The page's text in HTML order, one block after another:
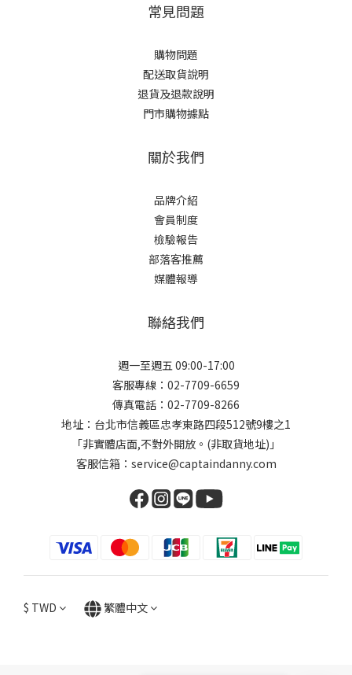
常見問題
購物問題
配送取貨說明
退貨及退款說明
門市購物據點
關於我們
品牌介紹
會員制度
檢驗報告
部落客推薦
媒體報導
聯絡我們
週一至週五 09:00-17:00
客服專線：02-7709-6659
傳真電話：02-7709-8266
地址：台北市信義區忠孝東路四段512號9樓之1
「非實體店面,不對外開放。(非取貨地址)」
客服信箱：service@captaindanny.com
$ TWD 繁體中文